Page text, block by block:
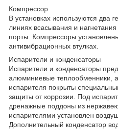
Компрессор
В установках используются два
линиях всасывания и
порты. Компрессоры
антивибрационных втулках.
Испарители и конденсаторы
Испарители и конденсаторы
алюминиевые теплообменники,
испарителя покрыты
защиты от коррозии. Под
дренажные поддоны из
испарителями установлен
Дополнительный конденсатор